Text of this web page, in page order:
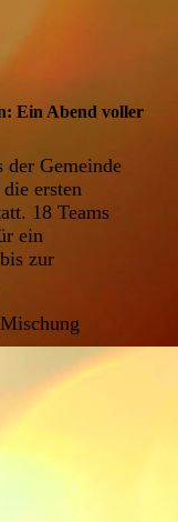
Ein Abend voller
der Gemeinde
ersten
18 Teams
ein
zur